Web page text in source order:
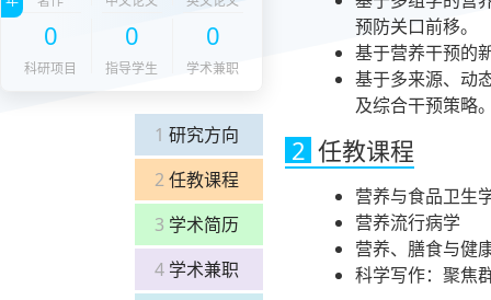
0
科研项目
0
指导学生
0
学术兼职
1 研究方向
2任教课程
3 学术简历
4 学术兼职
预防关口前移。
基于营养干预的
基于多来源、动
及综合干预策略
2 任教课程
营养与食品卫生
营养流行病学
营养、膳食与健
科学写作：聚焦